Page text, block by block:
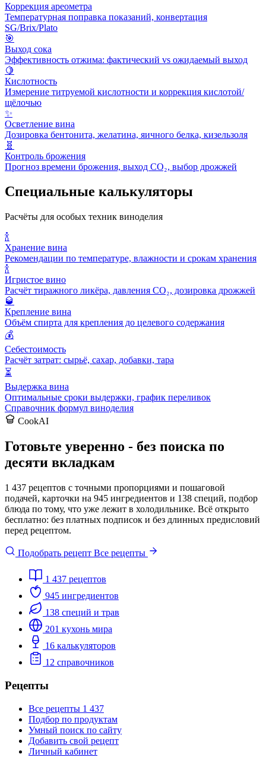
Коррекция ареометра
Температурная поправка показаний, конвертация
SG/Brix/Plato
🎯
Выход сока
Эффективность отжима: фактический vs ожидаемый выход
🍋
Кислотность
Измерение титруемой кислотности и коррекция кислотой/
щёлочью
✨
Осветление вина
Дозировка бентонита, желатина, яичного белка, кизельзоля
🧬
Контроль брожения
Прогноз времени брожения, выход CO₂, выбор дрожжей
Специальные калькуляторы
Расчёты для особых техник виноделия
🍾
Хранение вина
Рекомендации по температуре, влажности и срокам хранения
🍾
Игристое вино
Расчёт тиражного ликёра, давления CO₂, дозировка дрожжей
🥃
Крепление вина
Объём спирта для крепления до целевого содержания
💰
Себестоимость
Расчёт затрат: сырьё, сахар, добавки, тара
⏳
Выдержка вина
Оптимальные сроки выдержки, график переливок
Справочник формул виноделия
CookAI
Готовьте уверенно - без поиска по
десяти вкладкам
1 437 рецептов с точными пропорциями и пошаговой
подачей, карточки на 945 ингредиентов и 138 специй, подбор
блюда по тому, что уже лежит в холодильнике. Всё открыто
бесплатно: без платных подписок и без длинных предисловий
перед рецептом.
Подобрать рецепт Все рецепты
1 437 рецептов
945 ингредиентов
138 специй и трав
201 кухонь мира
16 калькуляторов
12 справочников
Рецепты
Все рецепты 1 437
Подбор по продуктам
Умный поиск по сайту
Добавить свой рецепт
Личный кабинет